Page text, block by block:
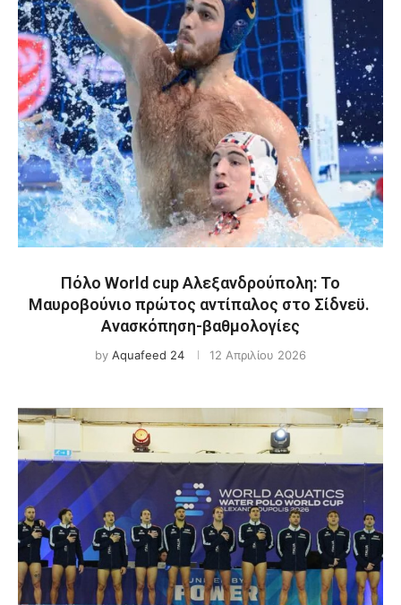
Πόλο World cup Αλεξανδρούπολη: Το
Μαυροβούνιο πρώτος αντίπαλος στο Σίδνεϋ.
Ανασκόπηση-βαθμολογίες
by Aquafeed 24 12 Απριλίου 2026